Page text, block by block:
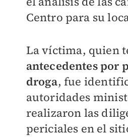
Centro para su
La víctima, quien
antecedentes por
droga, fue
autoridades
realizaron las
periciales en el